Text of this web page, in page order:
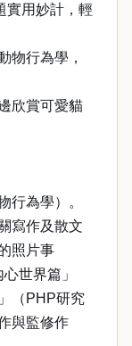
實用妙計，輕
物行為學，
欣賞可愛貓
行為學）。
寫作及散文
照片事
世界篇」
（PHP研究
與監修作